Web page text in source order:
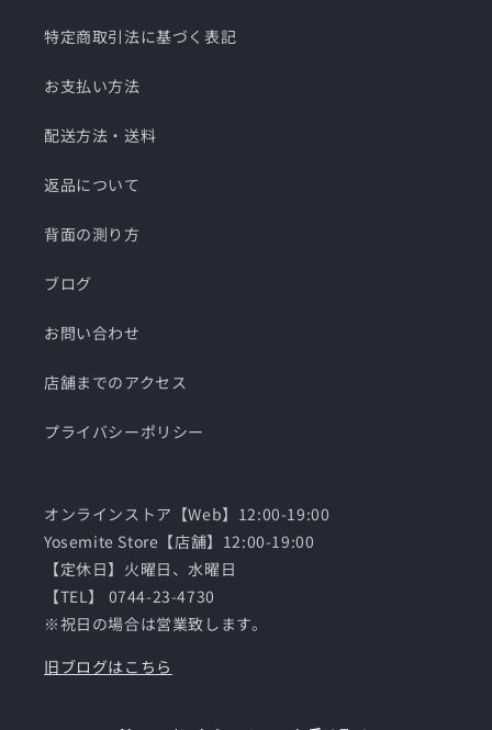
特定商取引法に基づく表記
お支払い方法
配送方法・送料
返品について
背面の測り方
ブログ
お問い合わせ
店舗までのアクセス
プライバシーポリシー
オンラインストア【Web】12:00-19:00
Yosemite Store【店舗】12:00-19:00
【定休日】火曜日、水曜日
【TEL】 0744-23-4730
※祝日の場合は営業致します。
旧ブログはこちら